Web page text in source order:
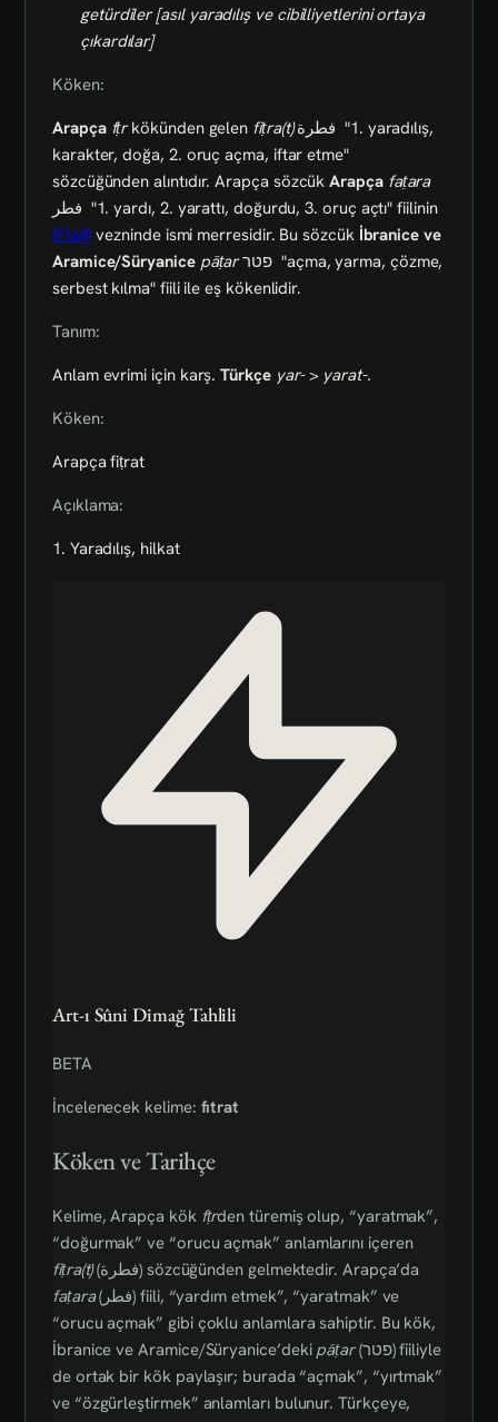
getürdiler [asıl yaradılış ve cibilliyetlerini ortaya
çıkardılar]
Köken:
Arapça fṭrkökünden gelen fiṭra(t)
"1. yaradılış,
karakter, doğa, 2. oruç açma, iftar etme"
sözcüğünden alıntıdır. Arapça sözcükArapça faṭara
"1. yardı, 2. yarattı, doğurdu, 3. oruç açtı" fiilinin
fiˁla(t) vezninde ismi merresidir. Bu sözcük İbranice ve
Aramice/Süryanice pāṭar
"açma, yarma, çözme,
serbest kılma" fiili ile eş kökenlidir.
Tanım:
Anlam evrimi için karş.Türkçe yar-> yarat-.
Köken:
Arapça fiṭrat
Açıklama:
1. Yaradılış, hilkat
Art-ı Sûni Dimağ Tahlili
BETA
İncelenecek kelime: fıtrat
Köken ve Tarihçe
Kelime, Arapça kök fṭrden türemiş olup, “yaratmak”,
“doğurmak” ve “orucu açmak” anlamlarını içeren
fiṭra(t)
(فطرة) sözcüğünden gelmektedir. Arapça’da
faṭara(فطر) fiili, “yardım etmek”, “yaratmak” ve
“orucu açmak” gibi çoklu anlamlara sahiptir. Bu kök,
İbranice ve Aramice/Süryanice’deki pāṭar(פטר) fiiliyle
de ortak bir kök paylaşır; burada “açmak”, “yırtmak”
ve “özgürleştirmek” anlamları bulunur. Türkçeye,